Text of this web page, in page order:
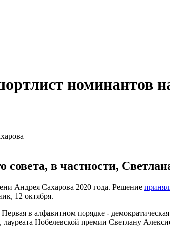
номинантов
в частности,
Андрея Сахарова 2020 года. Решение
12 октября.
в алфавитном порядке -
Нобелевской премии Светлану